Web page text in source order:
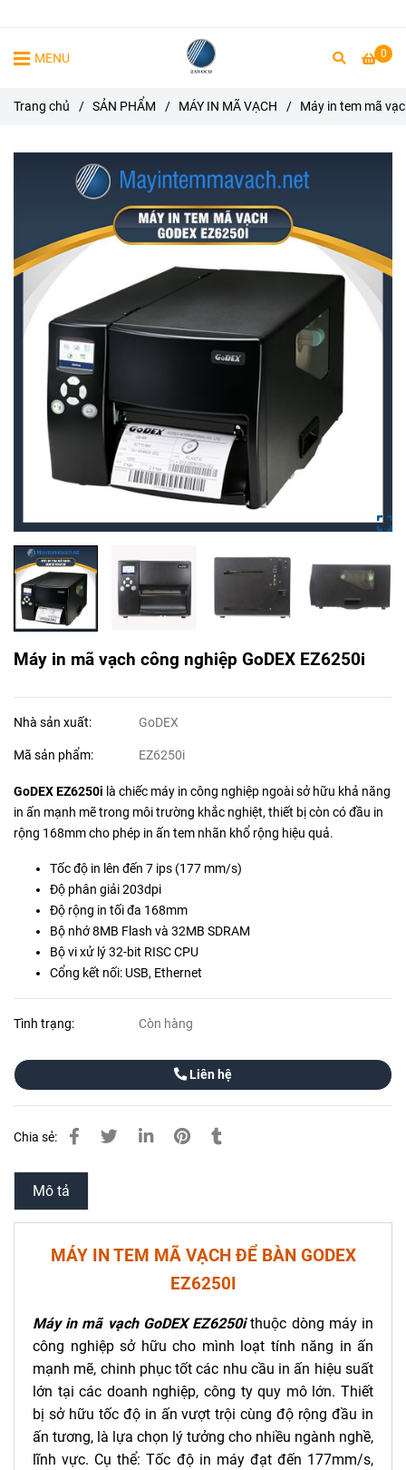
0
MENU
Trang chủ / SẢN PHẨM / MÁY IN MÃ VẠCH / Máy in tem mã
Máy in mã vạch công nghiệp GoDEX EZ6250i
Nhà sản xuất: GoDEX
Mã sản phẩm: EZ6250i
GoDEX EZ6250i là chiếc máy in công nghiệp ngoài sở hữu khả năng
in ấn mạnh mẽ trong môi trường khắc nghiệt, thiết bị còn có đầu in
rộng 168mm cho phép in ấn tem nhãn khổ rộng hiệu quả.
Tốc độ in lên đến 7 ips (177 mm/s)
Độ phân giải 203dpi
Độ rộng in tối đa 168mm
Bộ nhớ 8MB Flash và 32MB SDRAM
Bộ vi xử lý 32-bit RISC CPU
Cổng kết nối: USB, Ethernet
Tình trạng: Còn hàng
Liên hệ
Chia sẻ:
Mô tả
MÁY IN TEM MÃ VẠCH ĐỂ BÀN GODEX
EZ6250I
Máy in mã vạch GoDEX EZ6250ithuộc dòng máy in
công nghiệp sở hữu cho mình loạt tính năng in ấn
mạnh mẽ, chinh phục tốt các nhu cầu in ấn hiệu suất
lớn tại các doanh nghiệp, công ty quy mô lớn. Thiết
bị sở hữu tốc độ in ấn vượt trội cùng độ rộng đầu in
ấn tương, là lựa chọn lý tưởng cho nhiều ngành nghề,
lĩnh vực. Cụ thể: Tốc độ in máy đạt đến 177mm/s,